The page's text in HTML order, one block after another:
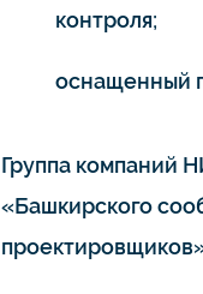
контроля;
оснащенный
Группа компаний
«Башкирского